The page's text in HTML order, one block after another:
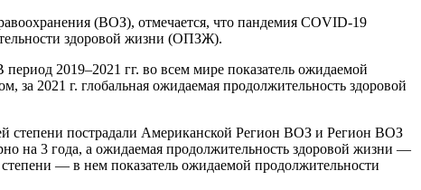
(ВОЗ), отмечается, что пандемия COVID-19
здоровой жизни (ОПЗЖ).
2019–2021 гг. во всем мире показатель ожидаемой
за 2021 г. глобальная ожидаемая продолжительность здоровой
степени пострадали Американской Регион ВОЗ и Регион ВОЗ
на 3 года, а ожидаемая продолжительность здоровой жизни —
— в нем показатель ожидаемой продолжительности